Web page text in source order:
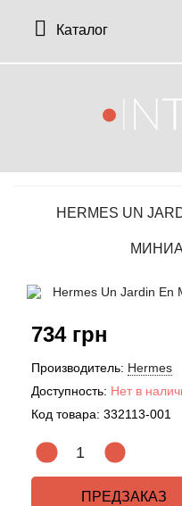
Каталог
HERMES UN
734 грн
Производитель: Hermes
Доступность: Нет в
Код товара: 332113-001
ПРЕДЗАКАЗ
12 Parfumeurs Francais
19-69
27 87 Perfumes
Absolument Parfumeur
Acca Kappa
Acqua di Parma
Acqua di Sardegna
Отзывы
Доставка
Контакты
Статьи
История заказов
Рассылка новостей